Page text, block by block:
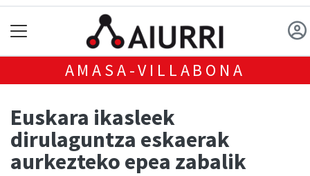
AMASA-VILLABONA
Euskara ikasleek
dirulaguntza eskaerak
aurkezteko epea zabalik